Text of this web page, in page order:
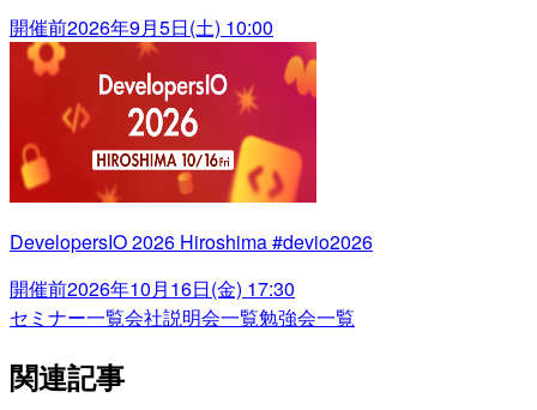
開催前2026年9月5日(土) 10:00
DevelopersIO 2026 Hiroshima #devio2026
開催前2026年10月16日(金) 17:30
セミナー一覧会社説明会一覧勉強会一覧
関連記事